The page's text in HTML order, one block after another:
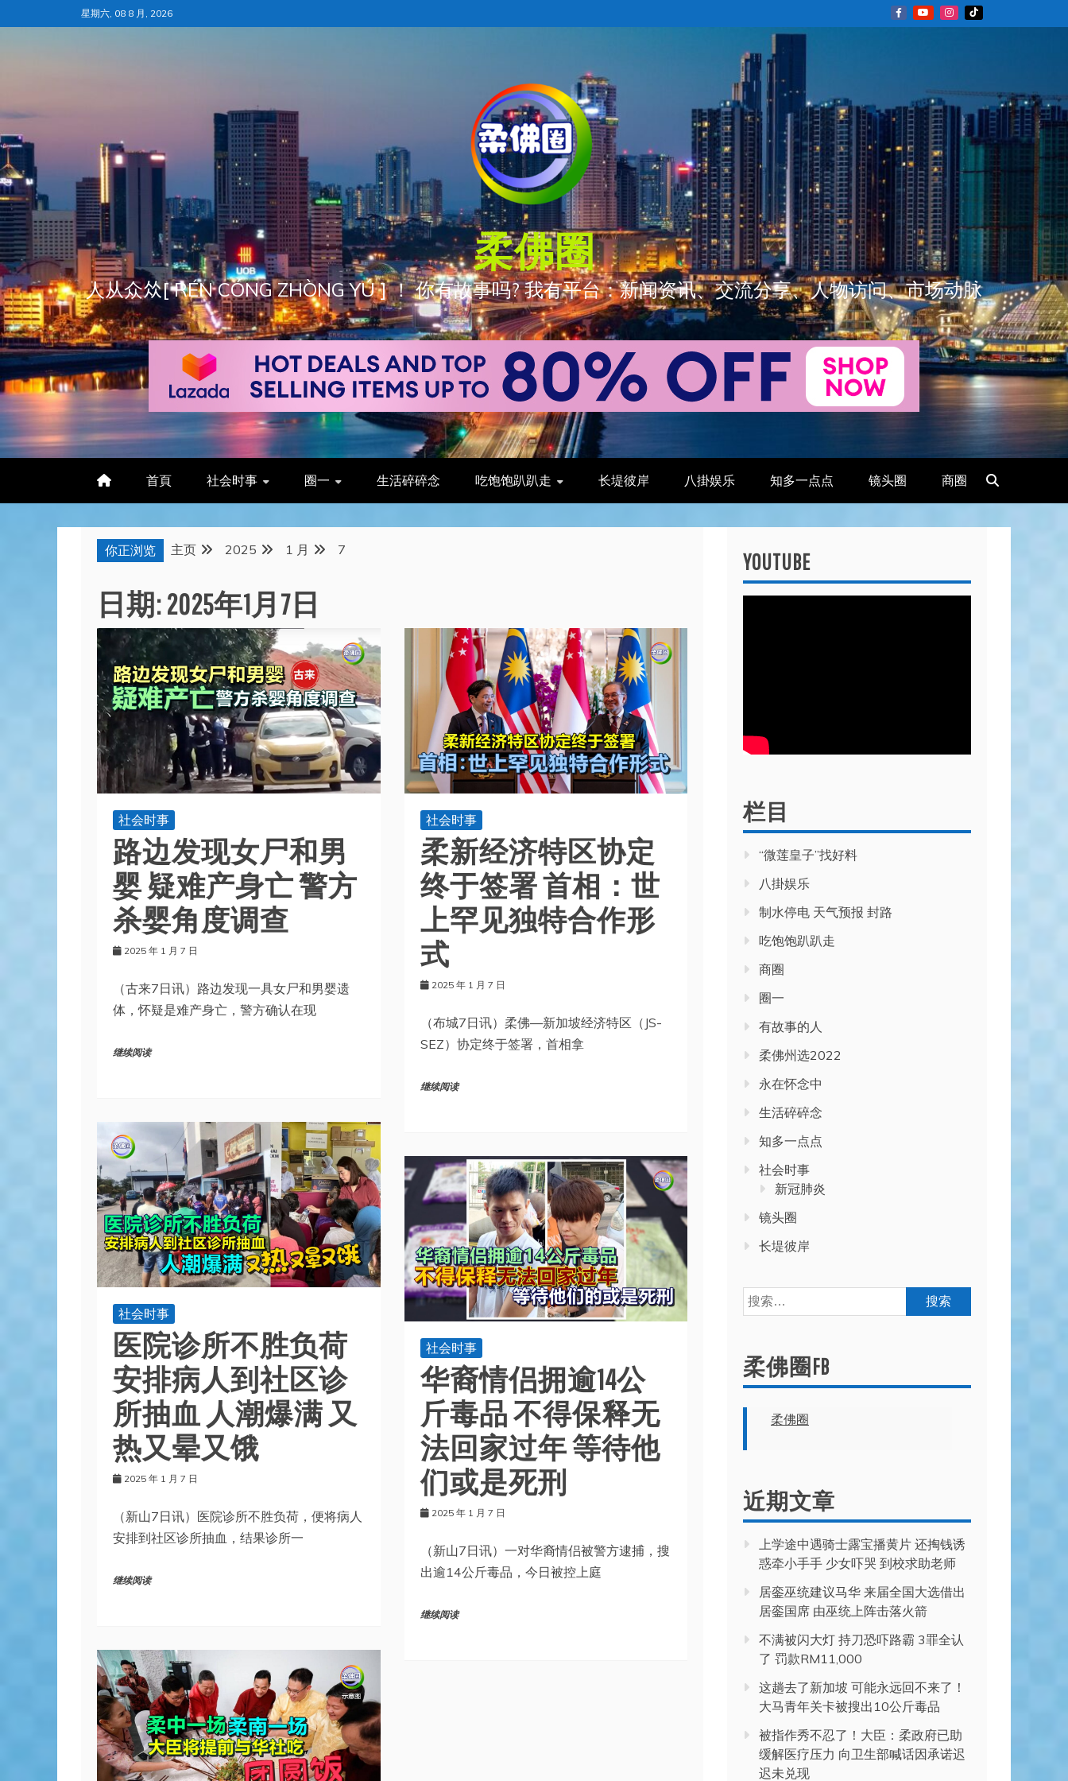
至
星期六, 08 8 月, 2026
柔佛圈
人从众𠈌[ RÉN CÓNG ZHÒNG YÚ ] ！ 你有故事吗? 我有平台：新闻资讯、交流分享、人物访问、市场动脉
首頁 社会时事 圈一 生活碎碎念 吃饱饱趴趴走 长堤彼岸 八掛娱乐 知多一点点 镜头圈 商圈
你正浏览 主页 2025 1 月 7
日期:2025年1月7日
社会时事
路边发现女尸和男
婴 疑难产身亡 警方
杀婴角度调查
2025 年 1 月 7 日
（古来7日讯）路边发现一具女尸和男婴遗
体，怀疑是难产身亡，警方确认在现
继续阅读
社会时事
柔新经济特区协定
终于签署 首相：世
上罕见独特合作形
式
2025 年 1 月 7 日
（布城7日讯）柔佛—新加坡经济特区（JS-
SEZ）协定终于签署，首相拿
继续阅读
社会时事
医院诊所不胜负荷
安排病人到社区诊
所抽血 人潮爆满 又
热又晕又饿
2025 年 1 月 7 日
（新山7日讯）医院诊所不胜负荷，便将病人
安排到社区诊所抽血，结果诊所一
继续阅读
社会时事
华裔情侣拥逾14公
斤毒品 不得保释无
法回家过年 等待他
们或是死刑
2025 年 1 月 7 日
（新山7日讯）一对华裔情侣被警方逮捕，搜
出逾14公斤毒品，今日被控上庭
继续阅读
YOUTUBE
栏目
“微莲皇子”找好料
八掛娱乐
制水停电 天气预报 封路
吃饱饱趴趴走
商圈
圈一
有故事的人
柔佛州选2022
永在怀念中
生活碎碎念
知多一点点
社会时事
新冠肺炎
镜头圈
长堤彼岸
搜
索：
柔佛圈FB
柔佛圈
近期文章
上学途中遇骑士露宝播黄片 还掏钱诱
惑牵小手手 少女吓哭 到校求助老师
居銮巫统建议马华 来届全国大选借出
居銮国席 由巫统上阵击落火箭
不满被闪大灯 持刀恐吓路霸 3罪全认
了 罚款RM11,000
这趟去了新加坡 可能永远回不来了！
大马青年关卡被搜出10公斤毒品
被指作秀不忍了！大臣：柔政府已助
缓解医疗压力 向卫生部喊话因承诺迟
迟未兑现